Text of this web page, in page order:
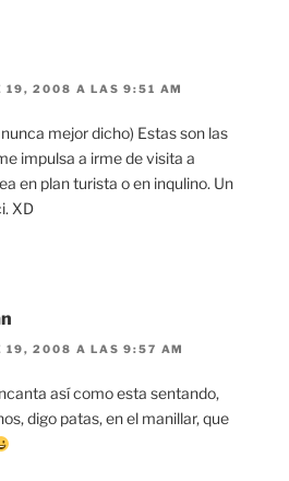
19, 2008 A LAS 9:51 AM
mejor dicho) Estas son las
impulsa a irme de visita a
en plan turista o en inqulino. Un
XD
19, 2008 A LAS 9:57 AM
así como esta sentando,
digo patas, en el manillar, que